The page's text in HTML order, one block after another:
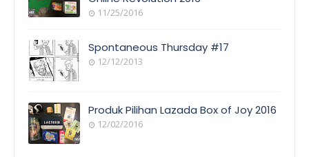
COVERAGE
11/25/2016
E
Spontaneous Thursday #17
12/12/2013
Produk Pilihan Lazada Box of Joy 2016
12/02/2016